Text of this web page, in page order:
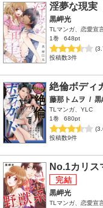
淫夢な現実
黒岬光
TLマンガ、恋愛宣
1巻
648pt
投稿数3件
絶倫ボディ
藤那トムヲ /
TLマンガ、YLC
1巻
680pt
投稿数9件
No.1カリス
黒岬光
TLマンガ、恋愛宣